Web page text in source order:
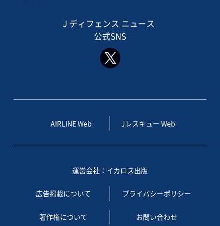
J ディフェンス ニュース
公式SNS
AIRLINE Web Jレスキュー Web
運営会社：イカロス出版
広告掲載について プライバシーポリシー
著作権について お問い合わせ